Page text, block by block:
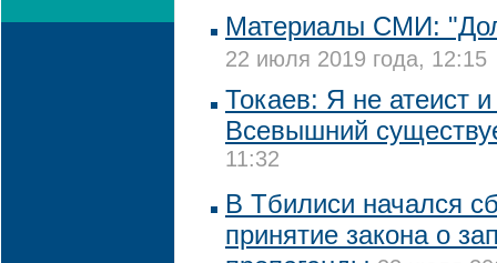
Материалы СМИ:
22 июля 2019 года, 12:15
Токаев: Я не атеист
Всевышний
11:32
В Тбилиси начался
принятие закона о